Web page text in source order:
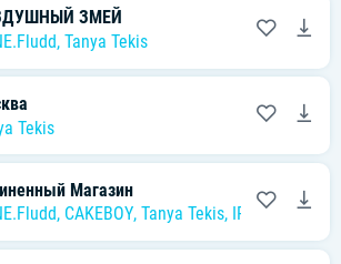
ЗМЕЙ
, Tanya Tekis
Tekis
Магазин
, CAKEBOY, Tanya Tekis, IROH